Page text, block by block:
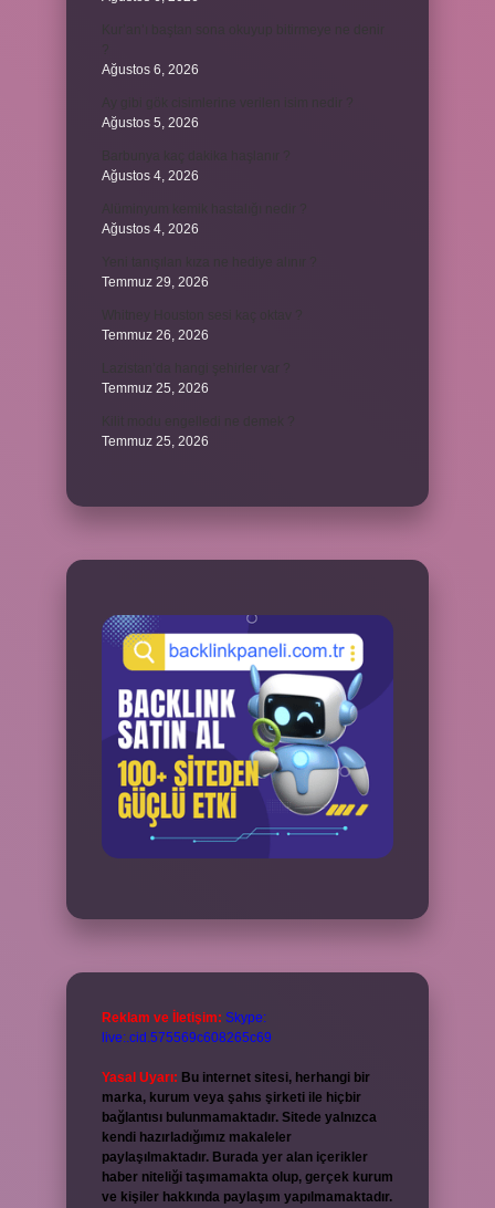
Ağustos 6, 2026
Ağustos 5, 2026
Ağustos 4, 2026
Ağustos 4, 2026
Temmuz 29, 2026
Temmuz 26, 2026
Temmuz 25, 2026
Temmuz 25, 2026
Reklam ve İletişim: Skype:
live:.cid.575569c608265c69
Yasal Uyarı: Bu internet sitesi, herhangi bir
marka, kurum veya şahıs şirketi ile hiçbir
bağlantısı bulunmamaktadır. Sitede yalnızca
kendi hazırladığımız makaleler
paylaşılmaktadır. Burada yer alan içerikler
haber niteliği taşımamakta olup, gerçek kurum
ve kişiler hakkında paylaşım yapılmamaktadır.